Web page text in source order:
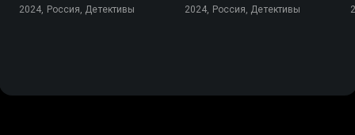
2024, Россия, Детективы 2024, Россия, Детективы